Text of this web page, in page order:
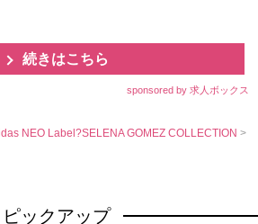
続きはこちら
sponsored by 求人ボックス
NEO Label?SELENA GOMEZ COLLECTION>
ピックアップ